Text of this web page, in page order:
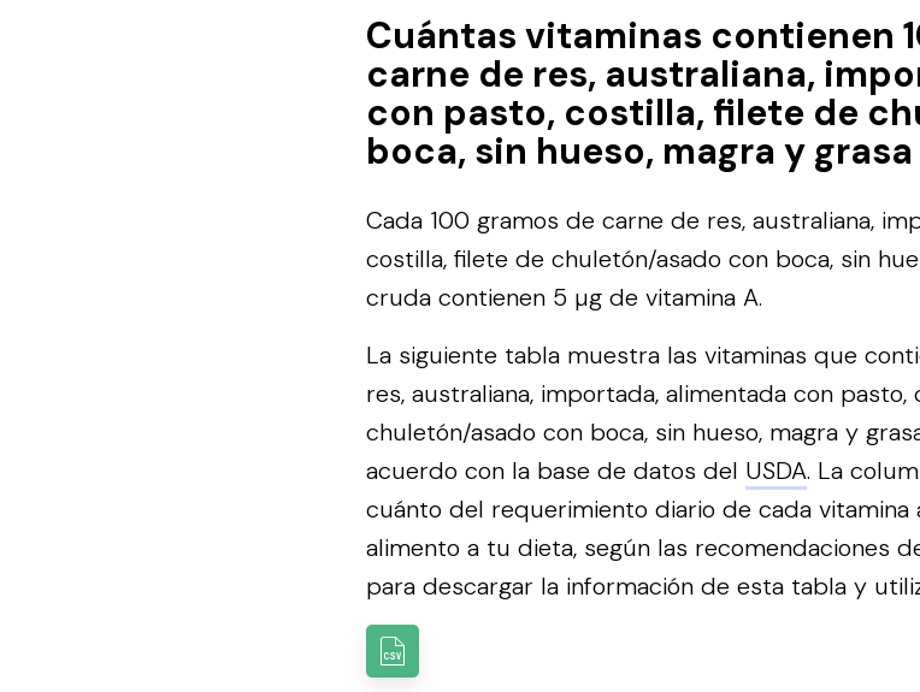
Cuántas vitaminas contienen
carne de res, australiana,
con pasto, costilla, filete de
boca, sin hueso, magra y
Cada 100 gramos de carne de res, australiana,
costilla, filete de chuletón/asado con boca, sin
cruda contienen 5 µg de vitamina A.
La siguiente tabla muestra las vitaminas que
res, australiana, importada, alimentada con
chuletón/asado con boca, sin hueso, magra y
acuerdo con la base de datos del USDA. La
cuánto del requerimiento diario de cada
alimento a tu dieta, según las recomendaciones
para descargar la información de esta tabla y